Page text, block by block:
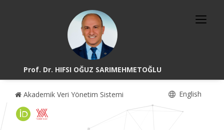
Prof. Dr. HIFSI OĞUZ SARIMEHMETOĞLU
Akademik Veri Yönetim Sistemi English